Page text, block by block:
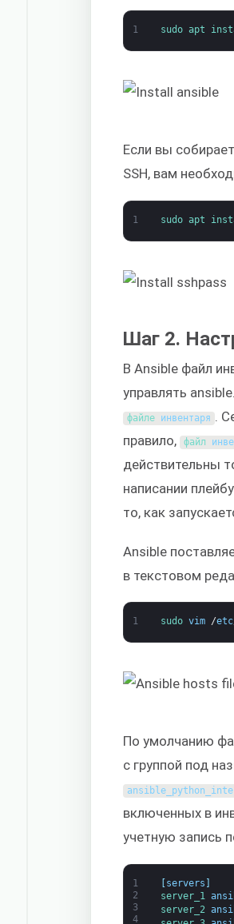
1 sudo apt
Если вы
SSH, вам
1 sudo apt
Шаг 2.
В Ansible файл
управлять
файле инвентаря .
правило, файл
действительны
написании
то, как
Ansible
в текстовом
1 sudo vim /etc
По умолчанию
с группой под
включенных в
учетную запись
1
2
3
4
[servers ]
server_1
server_2